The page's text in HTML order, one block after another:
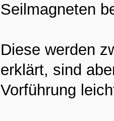
Seilmagneten
Diese werden
erklärt, sind
Vorführung